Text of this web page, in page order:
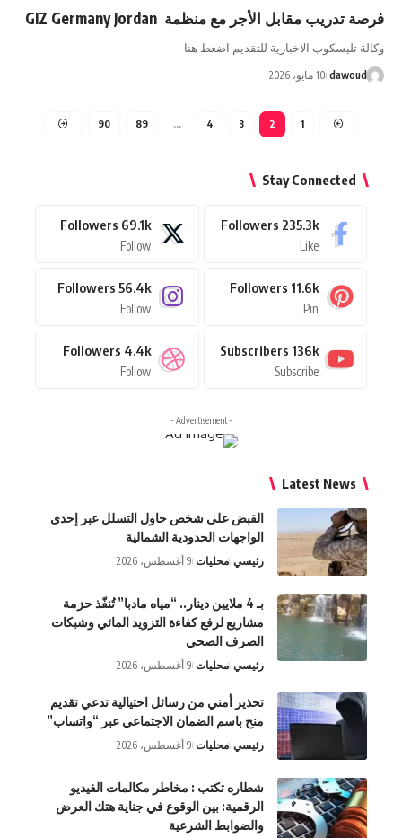
فرصة تدريب مقابل الأجر مع منظمة GIZ Germany Jordan
وكالة تليسكوب الاخبارية للتقديم اضغط هنا
dawoud 10 مايو، 2026
1
2
3
4
…
89
90
Stay Connected
235.3k
Followers
Like
69.1k
Followers
Follow
11.6k
Followers
Pin
56.4k
Followers
Follow
136k
Subscribers
Subscribe
4.4k
Followers
Follow
- Advertisement -
Latest News
القبض على شخص حاول التسلل عبر إحدى
الواجهات الحدودية الشمالية
رئيسي محليات 9 أغسطس، 2026
بـ 4 ملايين دينار.. “مياه مادبا” تُنفّذ حزمة
مشاريع لرفع كفاءة التزويد المائي وشبكات
الصرف الصحي
رئيسي محليات 9 أغسطس، 2026
تحذير أمني من رسائل احتيالية تدعي تقديم
منح باسم الضمان الاجتماعي عبر “واتساب”
رئيسي محليات 9 أغسطس، 2026
شطاره تكتب : مخاطر مكالمات الفيديو
الرقمية: بين الوقوع في جناية هتك العرض
والضوابط الشرعية